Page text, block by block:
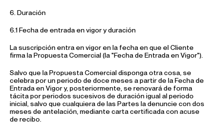
6. Duración
6.1 Fecha de entrada en vigor y duración
La suscripción entra en vigor en la fecha en que el Cliente
firma la Propuesta Comercial (la "Fecha de Entrada en Vigor").
Salvo que la Propuesta Comercial disponga otra cosa, se
celebra por un periodo de doce meses a partir de la Fecha de
Entrada en Vigor y, posteriormente, se renovará de forma
tácita por periodos sucesivos de duración igual al periodo
inicial, salvo que cualquiera de las Partes la denuncie con dos
meses de antelación, mediante carta certificada con acuse
de recibo.